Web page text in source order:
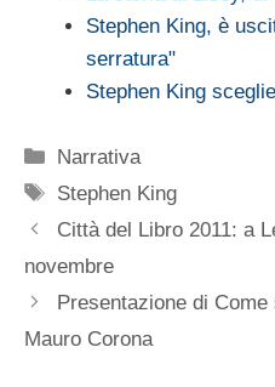
Stephen King, è
serratura"
Stephen King
Categorie
Narrativa
Tag
Stephen King
Città del Libro 2011: a
novembre
Presentazione di
Mauro Corona